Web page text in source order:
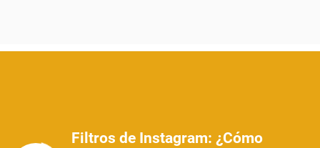
Filtros de Instagram: ¿Cómo